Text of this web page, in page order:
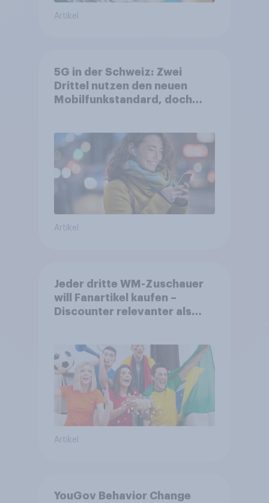
Artikel
5G in der Schweiz: Zwei
Drittel nutzen den neuen
Mobilfunkstandard, doch
Artikel
Jeder dritte WM-Zuschauer
will Fanartikel kaufen –
Discounter relevanter als
Artikel
YouGov Behavior Change